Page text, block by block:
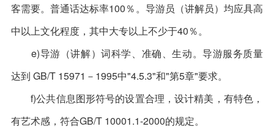
客需要。普通话达标率100％。导游员（讲解员）均应具高
中以上文化程度，其中大专以上不少于40％。
e)导游（讲解）词科学、准确、生动。导游服务质量
达到 GB/T 15971－1995中"4.5.3"和"第5章"要求。
f)公共信息图形符号的设置合理，设计精美，有特色，
有艺术感，符合GB/T 10001.1-2000的规定。